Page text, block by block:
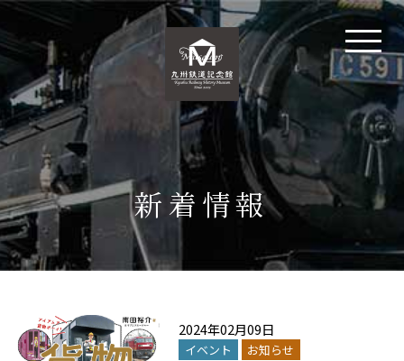
新着情報
2024年02月09日
イベント お知らせ